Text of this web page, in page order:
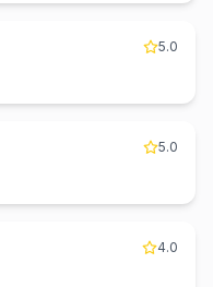
5.0
5.0
4.0